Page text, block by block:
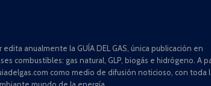
anualmente la GUÍA DEL GAS, única publicación en
combustibles: gas natural, GLP, biogás e hidrógeno. A
como medio de difusión noticioso, con toda
mundo de la energía.